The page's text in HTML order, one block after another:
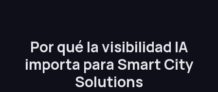
Por qué la visibilidad IA
importa para Smart City
Solutions